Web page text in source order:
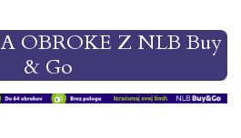
OBROKE Z NLB Buy
& Go